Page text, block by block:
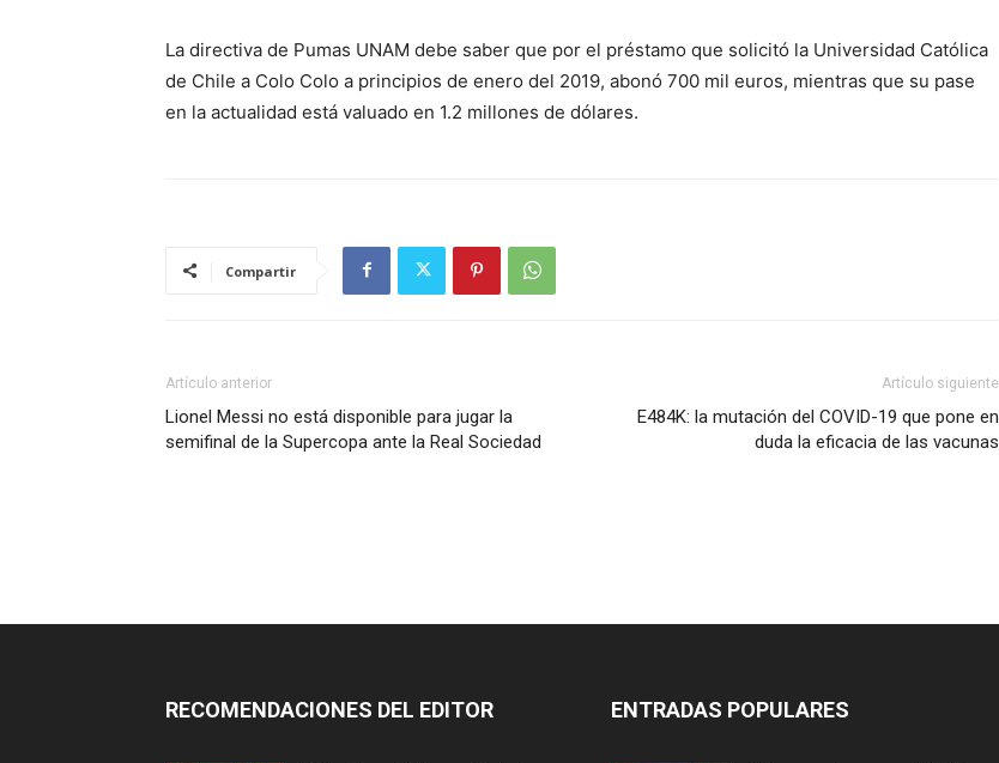
La directiva de Pumas UNAM debe saber que por el préstamo que solicitó la Universidad Católica
de Chile a Colo Colo a principios de enero del 2019, abonó 700 mil euros, mientras que su pase
en la actualidad está valuado en 1.2 millones de dólares.
Compartir
Artículo anterior
Lionel Messi no está disponible para jugar la
semifinal de la Supercopa ante la Real Sociedad
Artículo siguiente
E484K: la mutación del COVID-19 que pone en
duda la eficacia de las vacunas
RECOMENDACIONES DEL EDITOR ENTRADAS POPULARES